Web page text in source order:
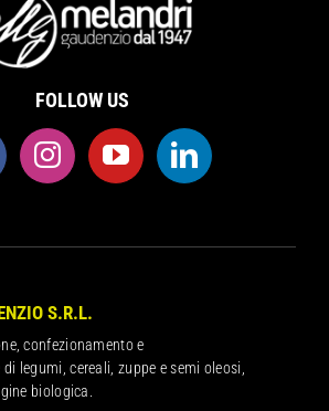
FOLLOW US
S.R.L.
confezionamento e
legumi, cereali, zuppe e semi oleosi,
biologica.